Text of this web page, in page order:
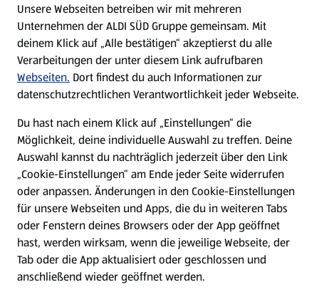
Blumenkohl-Rezepte
Rezepte entdecken
Das könnte dich auch
interessieren.
Unsere Webseiten betreiben wir mit mehreren
Unternehmen der ALDI SÜD Gruppe gemeinsam. Mit
deinem Klick auf „Alle bestätigen“ akzeptierst du alle
Verarbeitungen der unter diesem Link aufrufbaren
Webseiten. Dort findest du auch Informationen zur
datenschutzrechtlichen Verantwortlichkeit jeder Webseite.
Du hast nach einem Klick auf „Einstellungen“ die
Möglichkeit, deine individuelle Auswahl zu treffen. Deine
Auswahl kannst du nachträglich jederzeit über den Link
„Cookie-Einstellungen“ am Ende jeder Seite widerrufen
oder anpassen. Änderungen in den Cookie-Einstellungen
für unsere Webseiten und Apps, die du in weiteren Tabs
oder Fenstern deines Browsers oder der App geöffnet
hast, werden wirksam, wenn die jeweilige Webseite, der
Tab oder die App aktualisiert oder geschlossen und
anschließend wieder geöffnet werden.